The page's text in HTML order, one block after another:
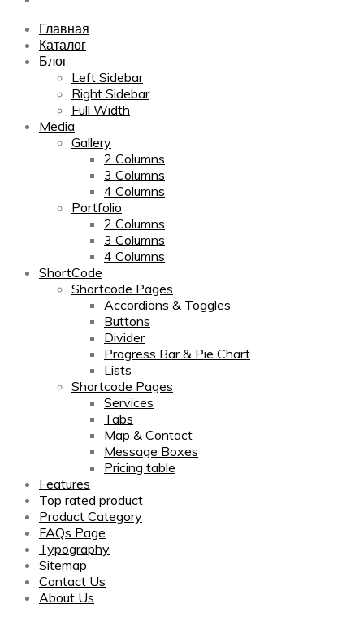
Главная
Каталог
Блог
Left Sidebar
Right Sidebar
Full Width
Media
Gallery
2 Columns
3 Columns
4 Columns
Portfolio
2 Columns
3 Columns
4 Columns
ShortCode
Shortcode Pages
Accordions & Toggles
Buttons
Divider
Progress Bar & Pie Chart
Lists
Shortcode Pages
Services
Tabs
Map & Contact
Message Boxes
Pricing table
Features
Top rated product
Product Category
FAQs Page
Typography
Sitemap
Contact Us
About Us